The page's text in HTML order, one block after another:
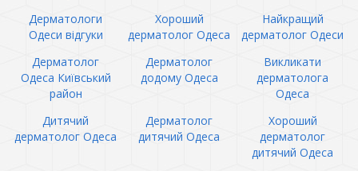
Дерматологи
Одеси відгуки
Хороший
дерматолог Одеса
Найкращий
дерматолог Одеси
Дерматолог
Одеса Київський
район
Дерматолог
додому Одеса
Викликати
дерматолога
Одеса
Дитячий
дерматолог Одеса
Дерматолог
дитячий Одеса
Хороший
дерматолог
дитячий Одеса